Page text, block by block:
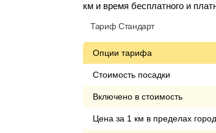
км и время бесплатного и
Тариф Стандарт
Опции тарифа
Стоимость посадки
Включено в стоимость
Цена за 1 км в пределах